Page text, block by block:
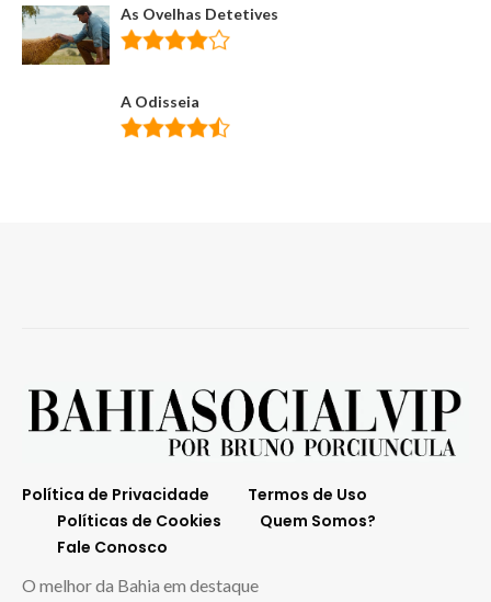
As Ovelhas Detetives
A Odisseia
Política de Privacidade
Termos de Uso
Políticas de Cookies
Quem Somos?
Fale Conosco
O melhor da Bahia em destaque